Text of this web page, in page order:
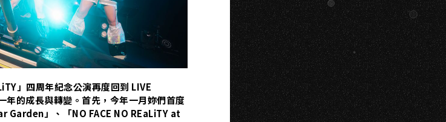
」四周年紀念公演再度回到 LIVE
年的成長與轉變。首先，今年一月妳們首度
」、「NO FACE NO REaLiTY at